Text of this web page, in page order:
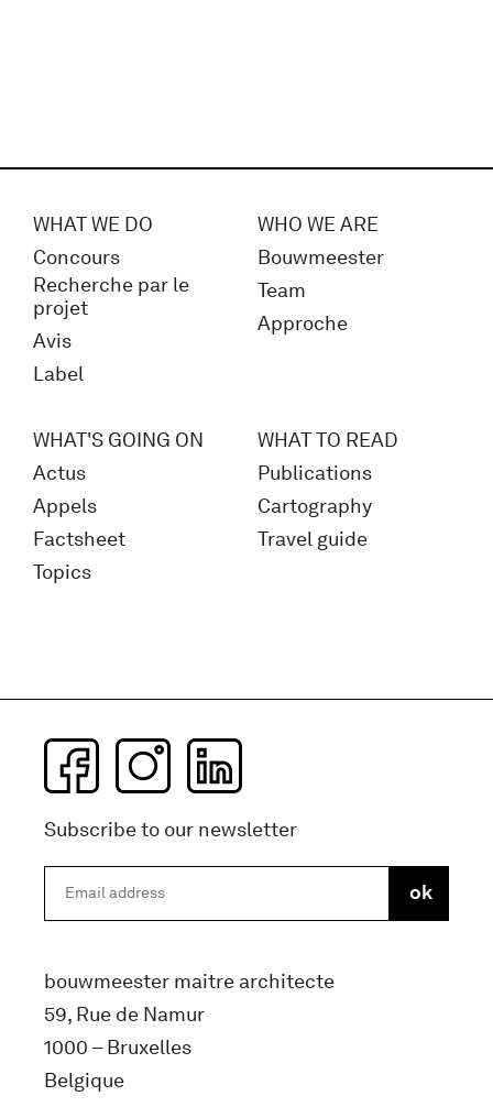
WHAT WE DO
Concours
Recherche par le
projet
Avis
Label
WHO WE ARE
Bouwmeester
Team
Approche
WHAT'S GOING ON
Actus
Appels
Factsheet
Topics
WHAT TO READ
Publications
Cartography
Travel guide
Subscribe to our newsletter
bouwmeester maitre architecte
59, Rue de Namur
1000 – Bruxelles
Belgique